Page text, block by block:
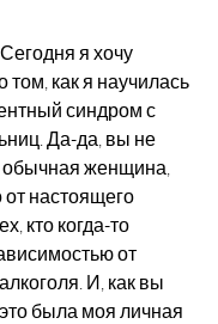
я хочу
том, как я научилась
синдром с
Да-да, вы не
женщина,
настоящего
кто когда-то
от
И, как вы
была моя личная